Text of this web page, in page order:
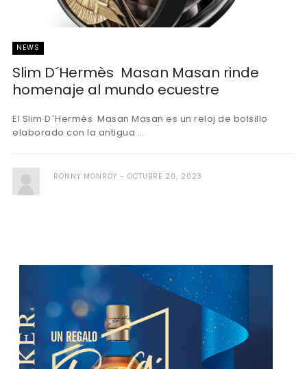
NEWS
Slim D´Hermès Masan Masan rinde
homenaje al mundo ecuestre
El Slim D´Hermès Masan Masan es un reloj de bolsillo
elaborado con la antigua ...
RONNY MONROY OCTUBRE 20, 2023